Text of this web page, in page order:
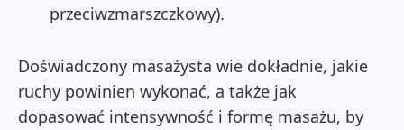
przeciwzmarszczkowy).
Doświadczony masażysta wie dokładnie, jakie
ruchy powinien wykonać, a także jak
dopasować intensywność i formę masażu, by